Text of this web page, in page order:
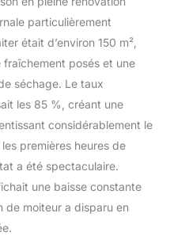
particulièrement
était d’environ 150 m²,
posés et une
séchage. Le taux
les 85 %, créant une
considérablement le
premières heures de
a été spectaculaire.
une baisse constante
de moiteur a disparu en